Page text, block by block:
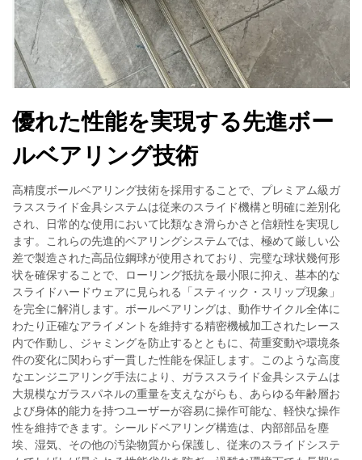
優れた性能を実現する先進ボー
ルベアリング技術
高精度ボールベアリング技術を採用することで、プレミアム級ガ
ラススライド金具システムは従来のスライド機構と明確に差別化
され、日常的な使用において比類なき滑らかさと信頼性を実現し
ます。これらの先進的ベアリングシステムでは、極めて厳しい公
差で製造された高品位鋼球が使用されており、完璧な球状幾何形
状を確保することで、ローリング抵抗を最小限に抑え、基本的な
スライドハードウェアに見られる「スティック・スリップ現象」
を完全に解消します。ボールベアリングは、動作サイクル全体に
わたり正確なアライメントを維持する精密機械加工されたレース
内で作動し、ジャミングを防止するとともに、荷重変動や環境条
件の変化に関わらず一貫した性能を保証します。このような高度
なエンジニアリング手法により、ガラススライド金具システムは
大規模なガラスパネルの重量を支えながらも、あらゆる年齢層お
よび身体的能力を持つユーザーが容易に操作可能な、軽快な操作
性を維持できます。シールドベアリング構造は、内部部品を塵
埃、湿気、その他の汚染物質から保護し、従来のスライドシステ